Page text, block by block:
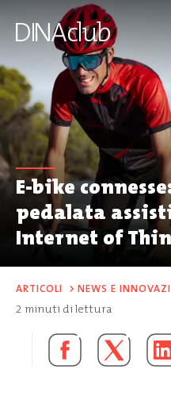
E-bike
pedalata
Internet of
ARTICOLI > NEWS E
2 minuti di lettura